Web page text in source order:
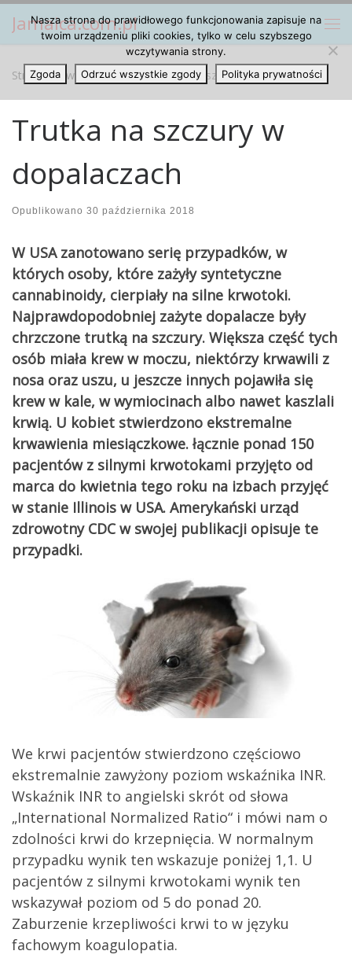
Przejdź do treści
Jamaica.com.pl
Strona główna » Artykuły » Trutka na szczury w dopalaczach
Trutka na szczury w
dopalaczach
Opublikowano 30 października 2018
W USA zanotowano serię przypadków, w
których osoby, które zażyły syntetyczne
cannabinoidy, cierpiały na silne krwotoki.
Najprawdopodobniej zażyte dopalacze były
chrzczone trutką na szczury. Większa część tych
osób miała krew w moczu, niektórzy krwawili z
nosa oraz uszu, u jeszcze innych pojawiła się
krew w kale, w wymiocinach albo nawet kaszlali
krwią. U kobiet stwierdzono ekstremalne
krwawienia miesiączkowe. łącznie ponad 150
pacjentów z silnymi krwotokami przyjęto od
marca do kwietnia tego roku na izbach przyjęć
w stanie Illinois w USA. Amerykański urząd
zdrowotny CDC w swojej publikacji opisuje te
przypadki.
We krwi pacjentów stwierdzono częściowo
ekstremalnie zawyżony poziom wskaźnika INR.
Wskaźnik INR to angielski skrót od słowa
„International Normalized Ratio“ i mówi nam o
zdolności krwi do krzepnięcia. W normalnym
przypadku wynik ten wskazuje poniżej 1,1. U
pacjentów z silnymi krwotokami wynik ten
wskazywał poziom od 5 do ponad 20.
Zaburzenie krzepliwości krwi to w języku
fachowym koagulopatia.
Nasza strona do prawidłowego funkcjonowania zapisuje na
twoim urządzeniu pliki cookies, tylko w celu szybszego
wczytywania strony.
Zgoda
Odrzuć wszystkie zgody Polityka prywatności